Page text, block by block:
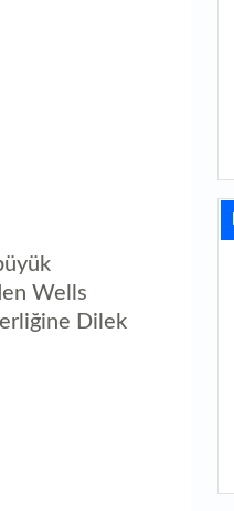
Wells
Dilek